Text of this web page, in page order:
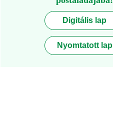
Digitális lap
Nyomtatott lap